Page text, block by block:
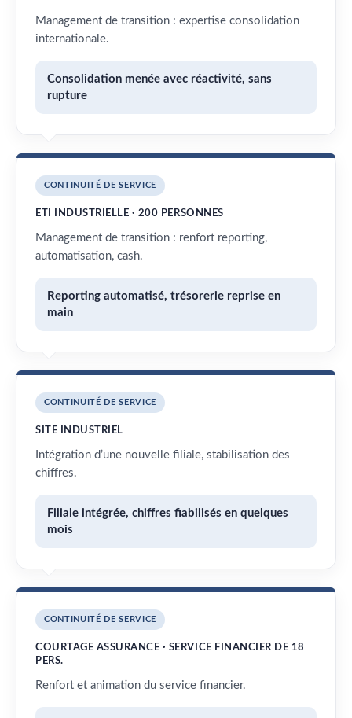
Management de transition : expertise consolidation
internationale.
Consolidation menée avec réactivité, sans
rupture
CONTINUITÉ DE SERVICE
ETI INDUSTRIELLE · 200 PERSONNES
Management de transition : renfort reporting,
automatisation, cash.
Reporting automatisé, trésorerie reprise en
main
CONTINUITÉ DE SERVICE
SITE INDUSTRIEL
Intégration d’une nouvelle filiale, stabilisation des
chiffres.
Filiale intégrée, chiffres fiabilisés en quelques
mois
CONTINUITÉ DE SERVICE
COURTAGE ASSURANCE · SERVICE FINANCIER DE 18
PERS.
Renfort et animation du service financier.